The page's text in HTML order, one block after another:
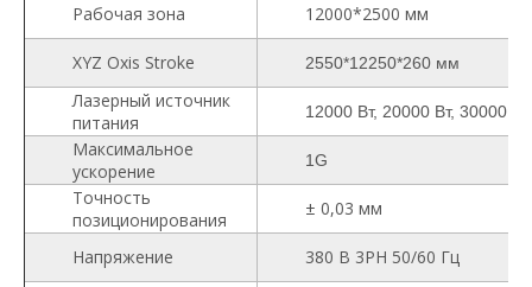
Рабочая зона 12000*2500 мм
XYZ Oxis Stroke 2550*12250*260 мм
Лазерный источник
питания
12000 Вт, 20000 Вт, 30000
Максимальное
ускорение
1G
Точность
позиционирования
± 0,03 мм
Напряжение 380 В 3PH 50/60 Гц